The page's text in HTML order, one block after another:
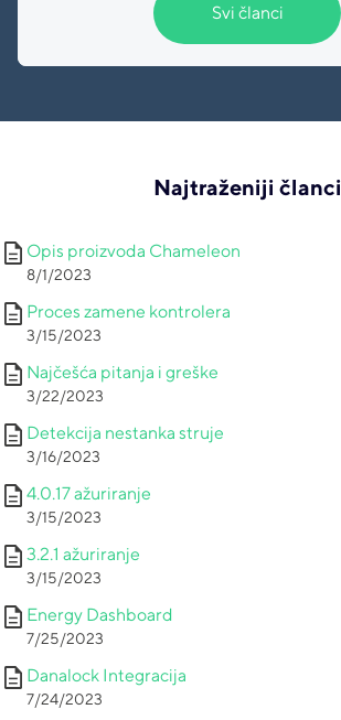
Svi članci
Najtraženiji članci
description Opis proizvoda Chameleon
8/1/2023
description Proces zamene kontrolera
3/15/2023
description Najčešća pitanja i greške
3/22/2023
description Detekcija nestanka struje
3/16/2023
description 4.0.17 ažuriranje
3/15/2023
description 3.2.1 ažuriranje
3/15/2023
description Energy Dashboard
7/25/2023
description Danalock Integracija
7/24/2023